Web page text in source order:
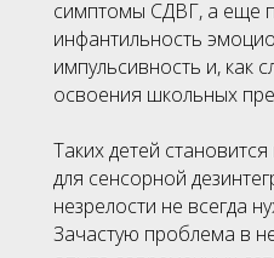
симптомы СДВГ, а еще
инфантильность
импульсивность и, как
освоения школьных
Таких детей
для сенсорной
незрелости не всегда
Зачастую проблема в